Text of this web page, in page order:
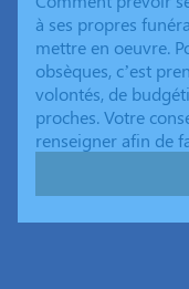
à ses propres
mettre en oeuvre.
obsèques, c’est
volontés, de
proches. Votre
renseigner afin de